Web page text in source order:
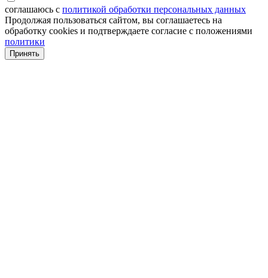
соглашаюсь с политикой обработки персональных данных
Продолжая пользоваться сайтом, вы соглашаетесь на
обработку cookies и подтверждаете согласие с положениями
политики
Принять